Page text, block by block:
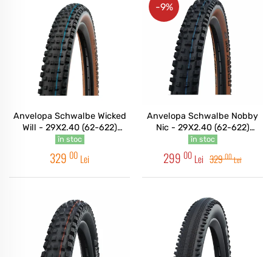
Anvelopa Schwalbe Wicked
Will - 29X2.40 (62-622)
HS614 B/TS-SK, SUPER
RACE, ADDIX SPEEDGRIP -
TLE Pliabil
în stoc
329 00 Lei
Anvelopa Schwalbe Nobby
Nic - 29X2.40 (62-622)
HS602 B/BRZ-SK, SUPER
GROUND, ADDIX SPEEDGRIP
- TLE Pliabil
în stoc
299 00 Lei 32900Lei
-9%